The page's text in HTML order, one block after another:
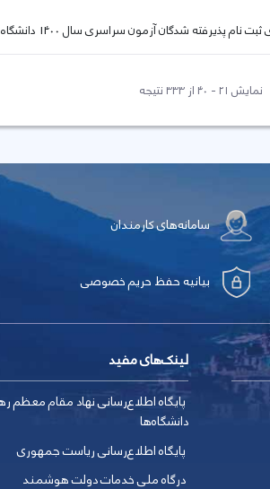
پذیرفته شدگان آزمون سراسری سال 1400 دانشگاه کردستان
نمایش ۲۱ - ۴۰ از ۳۳۳ نتیجه
سامانه‌های کارمندان
بیانیه حفظ حریم خصوصی
لینک‌های مفید
پایگاه اطلاع‌رسانی نهاد مقام معظم
دانشگاه‌ها
پایگاه اطلاع‌رسانی ریاست جمهوری
درگاه ملی خدمات دولت هوشمند